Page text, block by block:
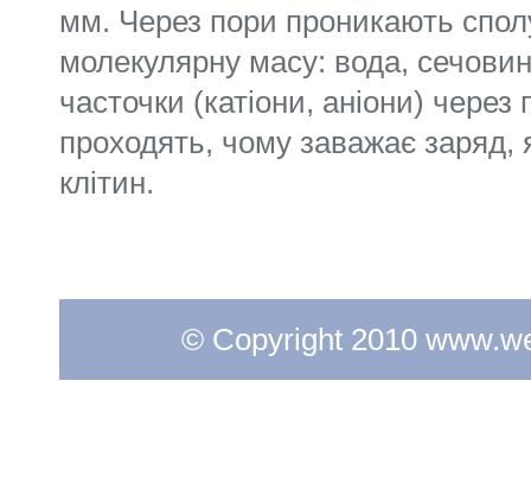
мм. Через пори проникають
молекулярну масу: вода,
часточки (катіони, аніони)
проходять, чому заважає заряд,
клітин.
© Copyright 2010